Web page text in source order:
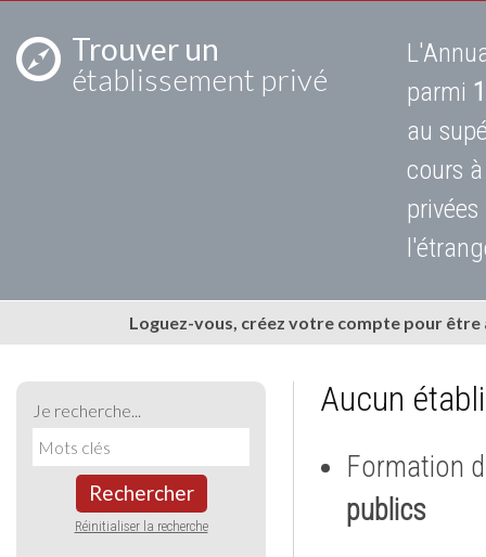
Trouver un
établissement privé
parmi
au
cours
Loguez-vous, créez votre compte pour
Je recherche...
Rechercher
Réinitialiser la recherche
Aucun
Formation
publics